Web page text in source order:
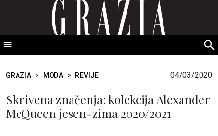
GRAZIA Srbija
GRAZIA > MODA > REVIJE 04/03/2020
Skrivena značenja: kolekcija Alexander
McQueen jesen-zima 2020/2021